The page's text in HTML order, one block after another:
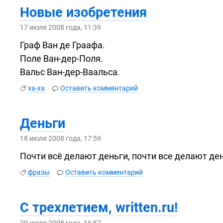
Новые изобретения
17 июля 2008 года, 11:39
Граф Ван де Граафа.
Поле Ван-дер-Поля.
Вальс Ван-дер-Ваальса.
ха-ха Оставить комментарий
Деньги
18 июля 2008 года, 17:59
Почти всё делают деньги, почти все делают
фразы Оставить комментарий
С трехлетием, written.ru!